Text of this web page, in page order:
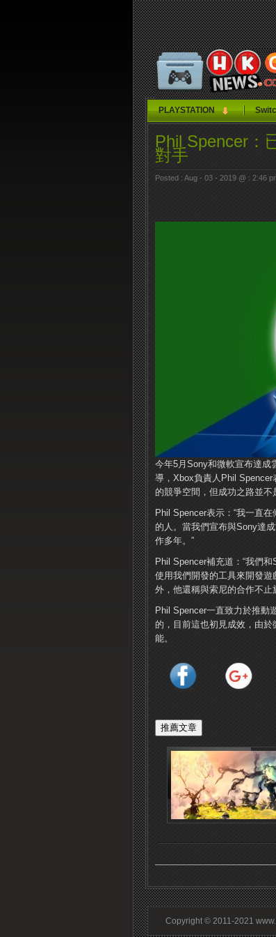
PLAYSTATION
Phil Spencer：
對手
Posted : Aug - 03 - 2019 @ : 2:46
今年5月Sony和微軟宣布達成
導，Xbox負責人Phil
的競爭空間，但成功之路並不
Phil Spencer表示：“我一直
的人。當我們宣布與Sony達
作多年。”
Phil Spencer補充道：“我們
使用我們開發的工具來開發遊
外，他還稱與索尼的合作不止
Phil Spencer一直致力於推動
的，目前這也初見成效，由
能。
Copyright © 2011-2021